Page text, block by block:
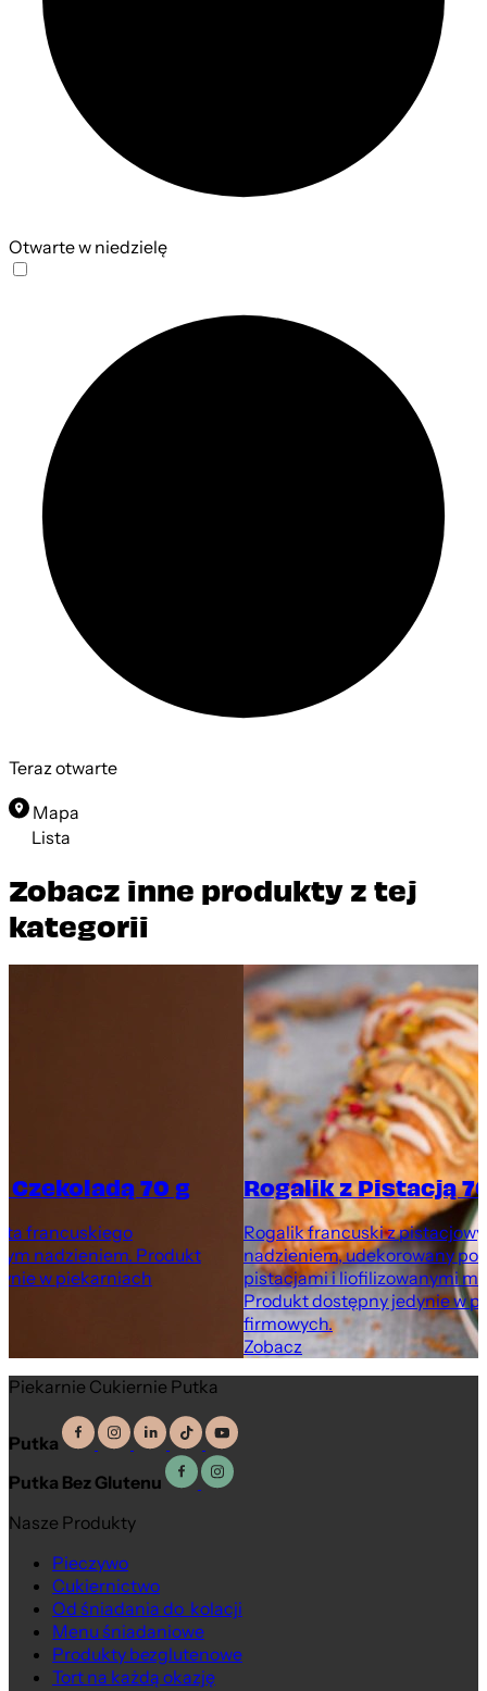
Otwarte w niedzielę
Teraz otwarte
Mapa
Lista
Zobacz inne produkty z tej
kategorii
Czekoladą 70 g
francuskiego
nadzieniem. Produkt
w piekarniach
Rogalik z Pistacją
Rogalik francuski z
nadzieniem, udekorowany
pistacjami i liofilizowanymi
Produkt dostępny jedynie w
firmowych.
Zobacz
Piekarnie Cukiernie Putka
Putka
Putka Bez Glutenu
Nasze Produkty
Pieczywo
Cukiernictwo
Od śniadania do kolacji
Menu śniadaniowe
Produkty bezglutenowe
Tort na każdą okazję